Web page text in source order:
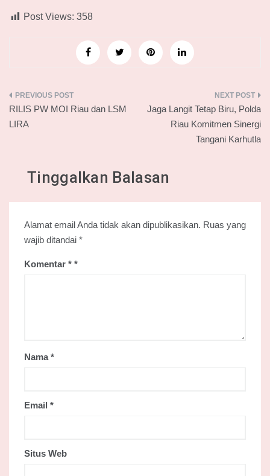
Post Views: 358
Navigasi
pos
RILIS PW MOI Riau dan LSM
LIRA
Jaga Langit Tetap Biru, Polda
Riau Komitmen Sinergi
Tangani Karhutla
Tinggalkan Balasan
Alamat email Anda tidak akan dipublikasikan. Ruas yang
wajib ditandai *
Komentar *
Nama*
Email *
Situs Web